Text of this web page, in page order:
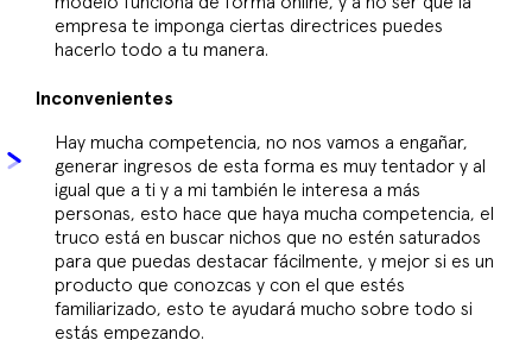
empresa te imponga ciertas directrices puedes
hacerlo todo a tu manera.
Inconvenientes
Hay mucha competencia, no nos vamos a engañar,
generar ingresos de esta forma es muy tentador y al
igual que a ti y a mi también le interesa a más
personas, esto hace que haya mucha competencia, el
truco está en buscar nichos que no estén saturados
para que puedas destacar fácilmente, y mejor si es un
producto que conozcas y con el que estés
familiarizado, esto te ayudará mucho sobre todo si
estás empezando.